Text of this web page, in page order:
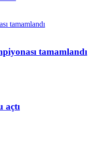
tamamlandı
açtı